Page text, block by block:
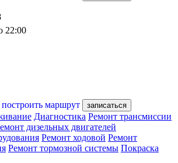
22:00
построить маршрут записаться
Диагностика Ремонт трансмиссии
дизельных двигателей
Ремонт ходовой Ремонт
Ремонт тормозной системы Покраска